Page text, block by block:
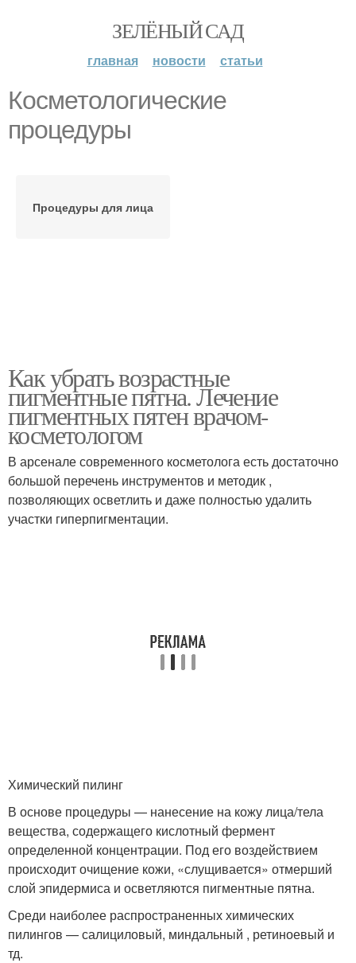
ЗЕЛЁНЫЙ САД
главная новости статьи
Косметологические
процедуры
Процедуры для лица
Как убрать возрастные
пигментные пятна. Лечение
пигментных пятен врачом-
косметологом
В арсенале современного косметолога есть достаточно
большой перечень инструментов и методик ,
позволяющих осветлить и даже полностью удалить
участки гиперпигментации.
Химический пилинг
В основе процедуры — нанесение на кожу лица/тела
вещества, содержащего кислотный фермент
определенной концентрации. Под его воздействием
происходит очищение кожи, «слущивается» отмерший
слой эпидермиса и осветляются пигментные пятна.
Среди наиболее распространенных химических
пилингов — салициловый, миндальный , ретиноевый и
тд.